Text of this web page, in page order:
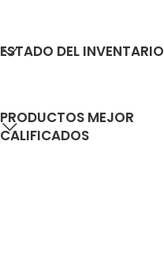
ESTADO DEL INVENTARIO
PRODUCTOS MEJOR
CALIFICADOS